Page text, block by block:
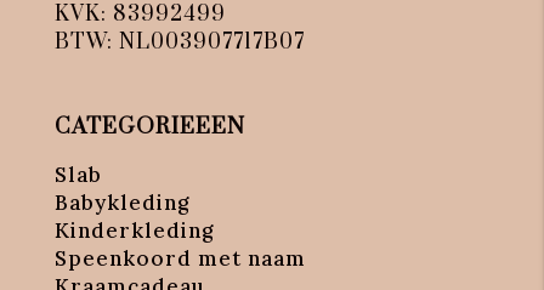
KVK: 83992499
BTW: NL003907717B07
CATEGORIEEEN
Slab
Babykleding
Kinderkleding
Speenkoord met naam